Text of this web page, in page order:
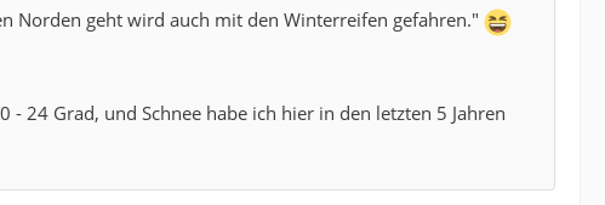
Norden geht wird auch mit den Winterreifen gefahren."
24 Grad, und Schnee habe ich hier in den letzten 5 Jahren